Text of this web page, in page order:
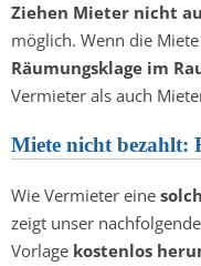
Ziehen Mieter nicht
möglich. Wenn die
Räumungsklage im
Vermieter als auch
Miete nicht bezahlt:
Wie Vermieter eine
zeigt unser
Vorlage kostenlos